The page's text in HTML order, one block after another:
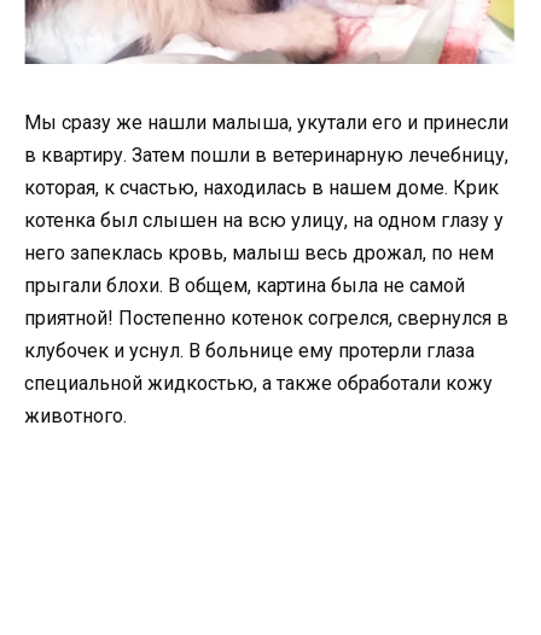
Мы сразу же нашли малыша, укутали его и принесли
в квартиру. Затем пошли в ветеринарную лечебницу,
которая, к счастью, находилась в нашем доме. Крик
котенка был слышен на всю улицу, на одном глазу у
него запеклась кровь, малыш весь дрожал, по нем
прыгали блохи. В общем, картина была не самой
приятной! Постепенно котенок согрелся, свернулся в
клубочек и уснул. В больнице ему протерли глаза
специальной жидкостью, а также обработали кожу
животного.